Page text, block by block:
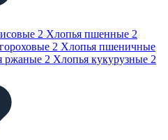
2 Хлопья пшенные 2
2 Хлопья пшеничные
ржаные 2 Хлопья кукурузные 2